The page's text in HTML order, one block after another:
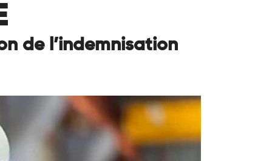
de l’indemnisation